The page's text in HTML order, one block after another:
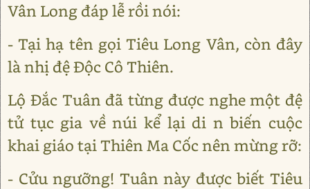
Vân Long đáp lễ rồi nói:
- Tại hạ tên gọi Tiêu Long Vân, còn đây
là nhị đệ Độc Cô Thiên.
Lộ Đắc Tuân đã từng được nghe một đệ
tử tục gia về núi kể lại di n biến cuộc
khai giáo tại Thiên Ma Cốc nên mừng rỡ:
- Cửu ngưỡng! Tuân này được biết Tiêu